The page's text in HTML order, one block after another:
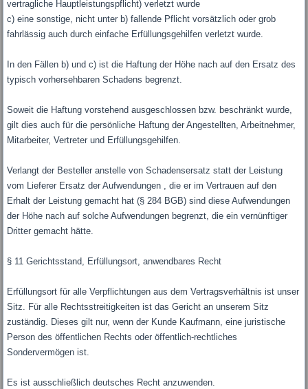
vertragliche Hauptleistungspflicht) verletzt wurde
c) eine sonstige, nicht unter b) fallende Pflicht vorsätzlich oder grob
fahrlässig auch durch einfache Erfüllungsgehilfen verletzt wurde.
In den Fällen b) und c) ist die Haftung der Höhe nach auf den Ersatz des
typisch vorhersehbaren Schadens begrenzt.
Soweit die Haftung vorstehend ausgeschlossen bzw. beschränkt wurde,
gilt dies auch für die persönliche Haftung der Angestellten, Arbeitnehmer,
Mitarbeiter, Vertreter und Erfüllungsgehilfen.
Verlangt der Besteller anstelle von Schadensersatz statt der Leistung
vom Lieferer Ersatz der Aufwendungen , die er im Vertrauen auf den
Erhalt der Leistung gemacht hat (§ 284 BGB) sind diese Aufwendungen
der Höhe nach auf solche Aufwendungen begrenzt, die ein vernünftiger
Dritter gemacht hätte.
§ 11 Gerichtsstand, Erfüllungsort, anwendbares Recht
Erfüllungsort für alle Verpflichtungen aus dem Vertragsverhältnis ist unser
Sitz. Für alle Rechtsstreitigkeiten ist das Gericht an unserem Sitz
zuständig. Dieses gilt nur, wenn der Kunde Kaufmann, eine juristische
Person des öffentlichen Rechts oder öffentlich-rechtliches
Sondervermögen ist.
Es ist ausschließlich deutsches Recht anzuwenden.